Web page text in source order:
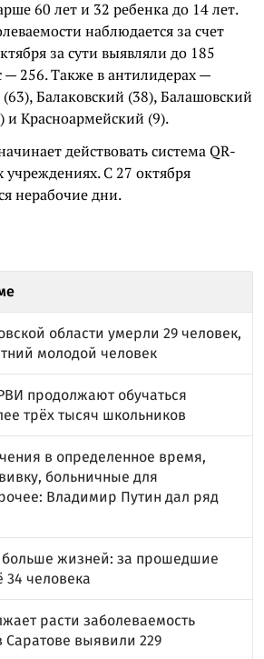
60 лет и 32 ребенка до 14 лет.
наблюдается за счет
за сути выявляли до 185
— 256. Также в антилидерах —
Балаковский (38), Балашовский
и Красноармейский (9).
действовать система QR-
учреждениях. С 27 октября
нерабочие дни.
области умерли 29 человек,
молодой человек
продолжают обучаться
трёх тысяч школьников
в определенное время,
больничные для
Владимир Путин дал ряд
больше жизней: за прошедшие
34 человека
расти заболеваемость
Саратове выявили 229